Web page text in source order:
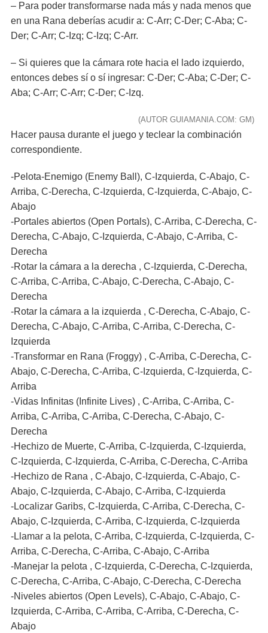
– Para poder transformarse nada más y nada menos que
en una Rana deberías acudir a: C-Arr; C-Der; C-Aba; C-
Der; C-Arr; C-Izq; C-Izq; C-Arr.
– Si quieres que la cámara rote hacia el lado izquierdo,
entonces debes sí o sí ingresar: C-Der; C-Aba; C-Der; C-
Aba; C-Arr; C-Arr; C-Der; C-Izq.
(AUTOR GUIAMANIA.COM: GM)
Hacer pausa durante el juego y teclear la combinación
correspondiente.
-Pelota-Enemigo (Enemy Ball), C-Izquierda, C-Abajo, C-
Arriba, C-Derecha, C-Izquierda, C-Izquierda, C-Abajo, C-
Abajo
-Portales abiertos (Open Portals), C-Arriba, C-Derecha, C-
Derecha, C-Abajo, C-Izquierda, C-Abajo, C-Arriba, C-
Derecha
-Rotar la cámara a la derecha , C-Izquierda, C-Derecha,
C-Arriba, C-Arriba, C-Abajo, C-Derecha, C-Abajo, C-
Derecha
-Rotar la cámara a la izquierda , C-Derecha, C-Abajo, C-
Derecha, C-Abajo, C-Arriba, C-Arriba, C-Derecha, C-
Izquierda
-Transformar en Rana (Froggy) , C-Arriba, C-Derecha, C-
Abajo, C-Derecha, C-Arriba, C-Izquierda, C-Izquierda, C-
Arriba
-Vidas Infinitas (Infinite Lives) , C-Arriba, C-Arriba, C-
Arriba, C-Arriba, C-Arriba, C-Derecha, C-Abajo, C-
Derecha
-Hechizo de Muerte, C-Arriba, C-Izquierda, C-Izquierda,
C-Izquierda, C-Izquierda, C-Arriba, C-Derecha, C-Arriba
-Hechizo de Rana , C-Abajo, C-Izquierda, C-Abajo, C-
Abajo, C-Izquierda, C-Abajo, C-Arriba, C-Izquierda
-Localizar Garibs, C-Izquierda, C-Arriba, C-Derecha, C-
Abajo, C-Izquierda, C-Arriba, C-Izquierda, C-Izquierda
-Llamar a la pelota, C-Arriba, C-Izquierda, C-Izquierda, C-
Arriba, C-Derecha, C-Arriba, C-Abajo, C-Arriba
-Manejar la pelota , C-Izquierda, C-Derecha, C-Izquierda,
C-Derecha, C-Arriba, C-Abajo, C-Derecha, C-Derecha
-Niveles abiertos (Open Levels), C-Abajo, C-Abajo, C-
Izquierda, C-Arriba, C-Arriba, C-Arriba, C-Derecha, C-
Abajo